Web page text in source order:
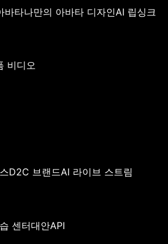
바타나만의 아바타 디자인AI 립싱크
비디오
D2C 브랜드AI 라이브 스트림
센터대안API